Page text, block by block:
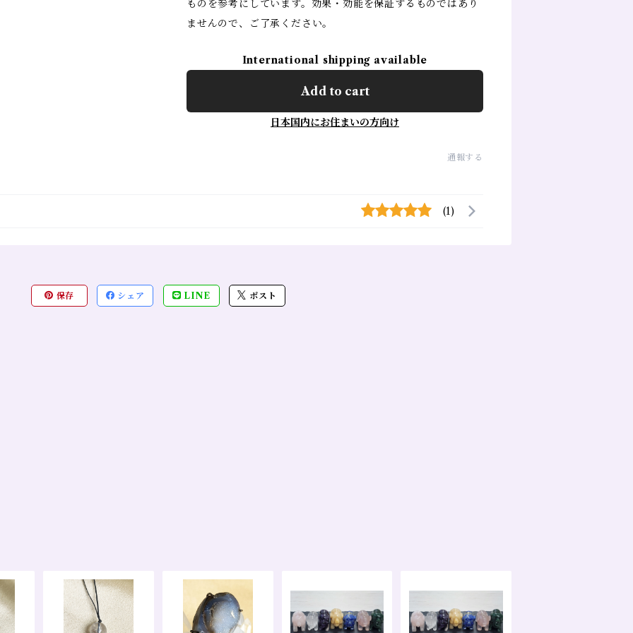
ものを参考にしています。効果・効能を保証するものではあり
ませんので、ご了承ください。
International shipping available
Add to cart
日本国内にお住まいの方向け
通報する
(1)
保存 シェア LINE ポスト